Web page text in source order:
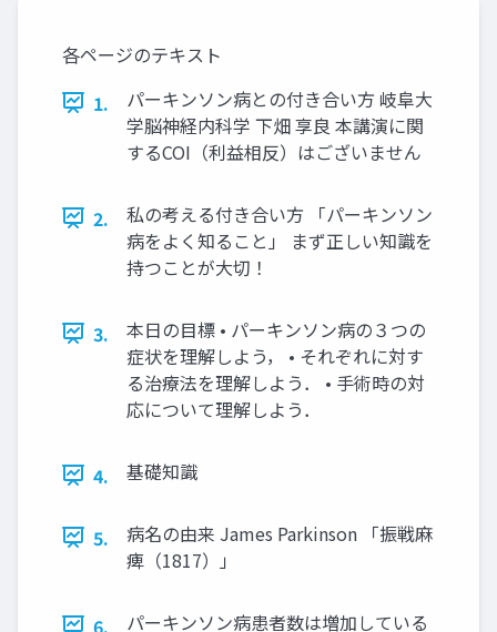
各ページのテキスト
1.
パーキンソン病との付き合い方 岐阜大
学脳神経内科学 下畑 享良 本講演に関
するCOI（利益相反）はございません
2.
私の考える付き合い方 「パーキンソン
病をよく知ること」 まず正しい知識を
持つことが大切！
3.
本日の目標 • パーキンソン病の３つの
症状を理解しよう， • それぞれに対す
る治療法を理解しよう． • 手術時の対
応について理解しよう．
4. 基礎知識
5.
病名の由来 James Parkinson 「振戦麻
痺（1817）」
6. パーキンソン病患者数は増加している